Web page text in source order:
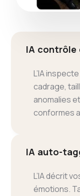
IA contrôle
L’IA
cadrage,
anomalies
conformes
IA auto-
L’IA décrit
émotions.